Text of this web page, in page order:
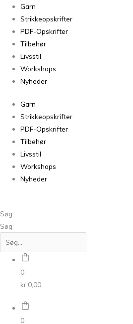
Garn
Strikkeopskrifter
PDF-Opskrifter
Tilbehør
Livsstil
Workshops
Nyheder
Garn
Strikkeopskrifter
PDF-Opskrifter
Tilbehør
Livsstil
Workshops
Nyheder
Søg
Søg
0
kr. 0,00
0